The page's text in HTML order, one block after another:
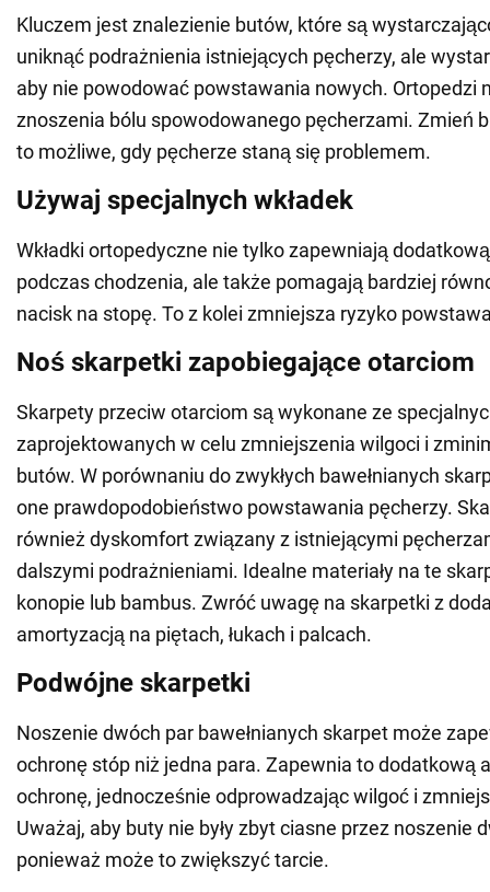
Kluczem jest znalezienie butów, które są
uniknąć podrażnienia istniejących pęcherzy, ale
aby nie powodować powstawania nowych. Ortopedzi
znoszenia bólu spowodowanego pęcherzami. Zmień
to możliwe, gdy pęcherze staną się problemem.
Używaj specjalnych wkładek
Wkładki ortopedyczne nie tylko zapewniają
podczas chodzenia, ale także pomagają bardziej
nacisk na stopę. To z kolei zmniejsza ryzyko
Noś skarpetki zapobiegające otarciom
Skarpety przeciw otarciom są wykonane ze
zaprojektowanych w celu zmniejszenia wilgoci i
butów. W porównaniu do zwykłych bawełnianych
one prawdopodobieństwo powstawania pęcherzy.
również dyskomfort związany z istniejącymi
dalszymi podrażnieniami. Idealne materiały na te
konopie lub bambus. Zwróć uwagę na skarpetki z
amortyzacją na piętach, łukach i palcach.
Podwójne skarpetki
Noszenie dwóch par bawełnianych skarpet może
ochronę stóp niż jedna para. Zapewnia to dodatkową
ochronę, jednocześnie odprowadzając wilgoć i
Uważaj, aby buty nie były zbyt ciasne przez noszenie
ponieważ może to zwiększyć tarcie.